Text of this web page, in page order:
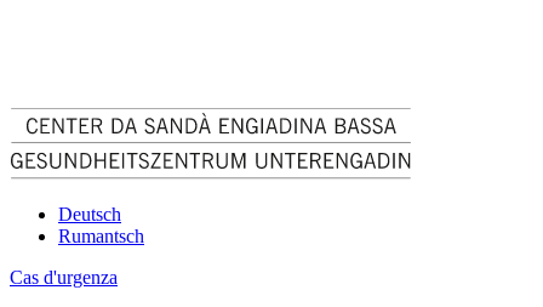
Deutsch
Rumantsch
Cas d'urgenza